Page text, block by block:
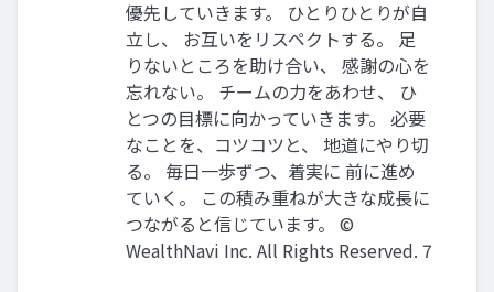
優先していきます。 ひとりひとりが⾃
⽴し、 お互いをリスペクトする。 ⾜
りないところを助け合い、 感謝の⼼を
忘れない。 チームの⼒をあわせ、 ひ
とつの⽬標に向かっていきます。 必要
なことを、コツコツと、 地道にやり切
る。 毎⽇⼀歩ずつ、着実に 前に進め
ていく。 この積み重ねが⼤きな成⻑に
つながると信じています。 ©
WealthNavi Inc. All Rights Reserved. 7